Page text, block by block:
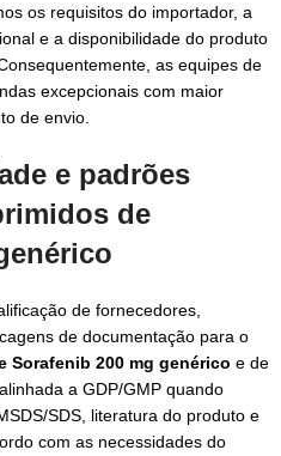
os requisitos do importador, a
e a disponibilidade do produto
as equipes de
excepcionais com maior
de envio.
e padrões
de
de fornecedores,
de documentação para o
Sorafenib 200 mg genérico e de
a GDP/GMP quando
SDS, literatura do produto e
com as necessidades do